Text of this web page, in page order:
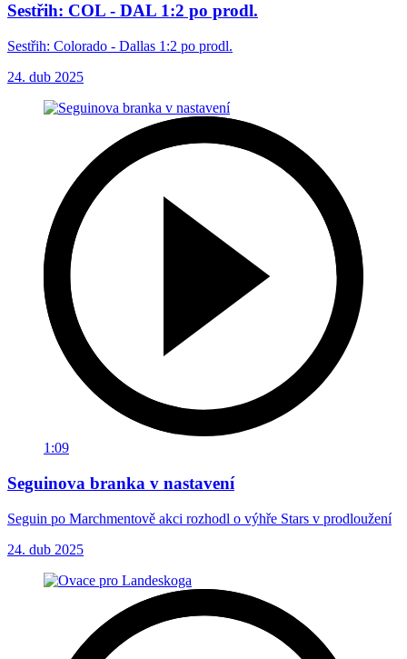
Sestřih: COL - DAL 1:2 po prodl.
Sestřih: Colorado - Dallas 1:2 po prodl.
24. dub 2025
1:09
Seguinova branka v nastavení
Seguin po Marchmentově akci rozhodl o výhře Stars v prodloužení
24. dub 2025